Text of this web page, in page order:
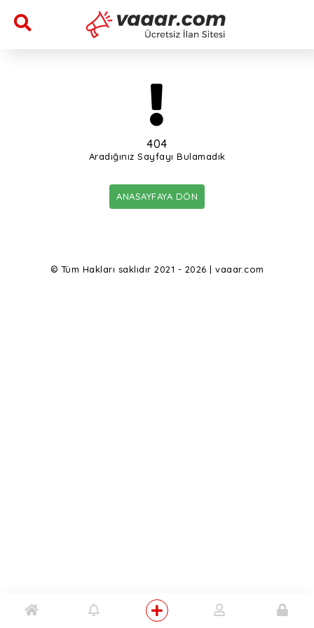
404
Aradığınız Sayfayı Bulamadık
ANASAYFAYA DÖN
© Tüm Hakları saklıdır 2021 - 2026 | vaaar.com